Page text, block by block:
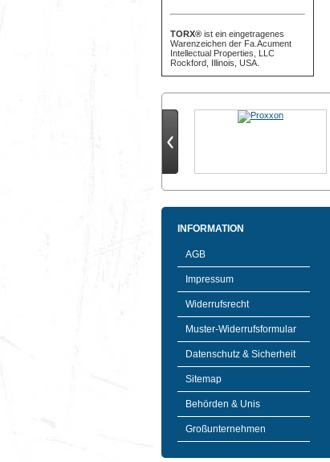
TORX® ist ein eingetragenes
Warenzeichen der Fa.Acument
Intellectual Properties, LLC
Rockford, Illinois, USA.
INFORMATION
AGB
Impressum
Widerrufsrecht
Muster-Widerrufsformular
Datenschutz & Sicherheit
Sitemap
Behörden & Unis
Großunternehmen